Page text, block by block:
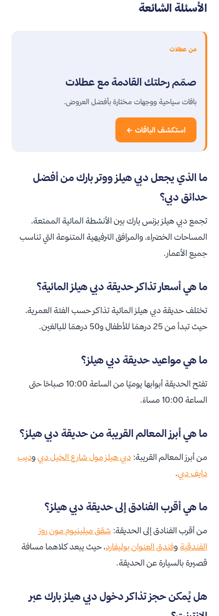
الأسئلة الشائعة
من عطلات
صمّم رحلتك القادمة مع عطلات
باقات سياحية ووجهات مختارة بأفضل العروض.
استكشف الباقات ←
ما الذي يجعل دبي هيلز ووتر بارك من أفضل
حدائق دبي؟
تجمع دبي هيلز بزنس بارك بين الأنشطة المائية الممتعة،
المساحات الخضراء، والمرافق الترفيهية المتنوعة التي تناسب
جميع الأعمار.
ما هي أسعار تذاكر حديقة دبي هيلز المائية؟
تختلف حديقة دبي هيلز المائية تذاكر حسب الفئة العمرية،
حيث تبدأ من 25 درهمًا للأطفال و50 درهمًا للبالغين.
ما هي مواعيد حديقة دبي هيلز؟
تفتح الحديقة أبوابها يوميًا من الساعة 10:00 صباحًا حتى
الساعة 10:00 مساءً.
ما هي أبرز المعالم القريبة من حديقة دبي هيلز؟
من أبرز المعالم القريبة: دبي هيلز مول شارع الخيل دبيوديب
دايف دبي.
ما هي أقرب الفنادق إلى حديقة دبي هيلز؟
من أقرب الفنادق إلى الحديقة: شقق ميلينيوم مون روز
الفندقيةوفندق العنوان بوليفارد، حيث يبعد كلاهما مسافة
قصيرة بالسيارة عن الحديقة.
هل يُمكن حجز تذاكر دخول دبي هيلز بارك عبر